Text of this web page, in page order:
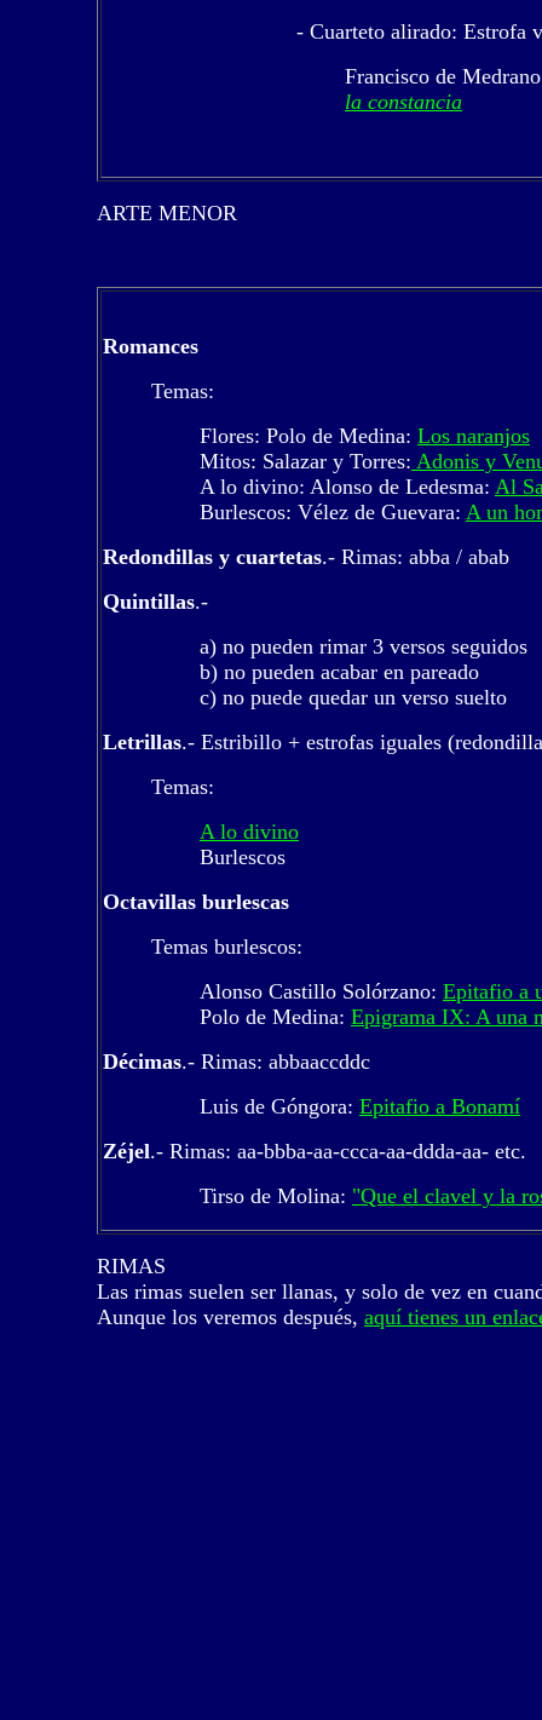
- Cuarteto alirado: Estrofa
Francisco de
la constancia
ARTE MENOR
Romances
Temas:
Flores: Polo de Medina: Los naranjos
Mitos: Salazar y Torres: Adonis y
A lo divino: Alonso de Ledesma: Al
Burlescos: Vélez de Guevara: A un
Redondillas y cuartetas.- Rimas: abba / abab
Quintillas.-
a) no pueden rimar 3 versos seguidos
b) no pueden acabar en pareado
c) no puede quedar un verso suelto
Letrillas.- Estribillo + estrofas iguales
Temas:
A lo divino
Burlescos
Octavillas burlescas
Temas burlescos:
Alonso Castillo Solórzano: Epitafio a
Polo de Medina: Epigrama IX: A una
Décimas.- Rimas: abbaaccddc
Luis de Góngora: Epitafio a Bonamí
Zéjel.- Rimas: aa-bbba-aa-ccca-aa-ddda-aa- etc.
Tirso de Molina: "Que el clavel y la
RIMAS
Las rimas suelen ser llanas, y solo de vez en
Aunque los veremos después, aquí tienes un